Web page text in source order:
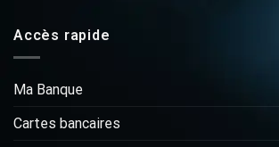
Accès rapide
Ma Banque
Cartes bancaires